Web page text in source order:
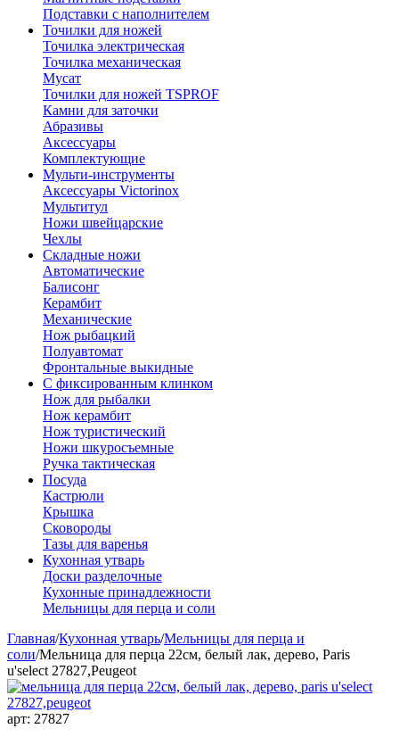
Подставки с наполнителем
Точилки для ножей
Точилка электрическая
Точилка механическая
Мусат
Точилки для ножей TSPROF
Камни для заточки
Абразивы
Аксессуары
Комплектующие
Мульти-инструменты
Аксессуары Victorinox
Мультитул
Ножи швейцарские
Чехлы
Складные ножи
Автоматические
Балисонг
Керамбит
Механические
Нож рыбацкий
Полуавтомат
Фронтальные выкидные
С фиксированным клинком
Нож для рыбалки
Нож керамбит
Нож туристический
Ножи шкуросъемные
Ручка тактическая
Посуда
Кастрюли
Крышка
Сковороды
Тазы для варенья
Кухонная утварь
Доски разделочные
Кухонные принадлежности
Мельницы для перца и соли
Главная/Кухонная утварь/Мельницы для перца и
соли/Мельница для перца 22см, белый лак, дерево, Paris
u'select 27827,Peugeot
арт: 27827